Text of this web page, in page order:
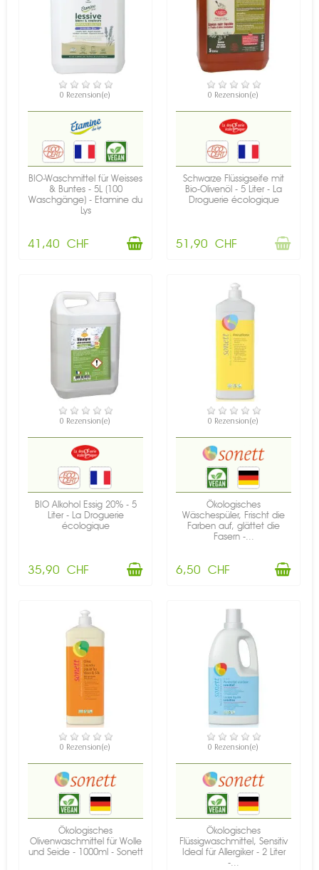
VERFÜGBAR
0 Rezension(e)
BIO-Waschmittel für Weisses
& Buntes - 5L (100
Waschgänge) - Etamine du
Lys
41,40 CHF
NICHT AUF LAGER
0 Rezension(e)
Schwarze Flüssigseife mit
Bio-Olivenöl - 5 Liter - La
Droguerie écologique
51,90 CHF
VERFÜGBAR
0 Rezension(e)
BIO Alkohol Essig 20% - 5
Liter - La Droguerie
écologique
35,90 CHF
VERFÜGBAR
0 Rezension(e)
Ökologisches
Wäschespüler, Frischt die
Farben auf, glättet die
Fasern -...
6,50 CHF
VERFÜGBAR
0 Rezension(e)
Ökologisches
Olivenwaschmittel für Wolle
und Seide - 1000ml - Sonett
VERFÜGBAR
0 Rezension(e)
Ökologisches
Flüssigwaschmittel, Sensitiv
Ideal für Allergiker - 2 Liter
-...